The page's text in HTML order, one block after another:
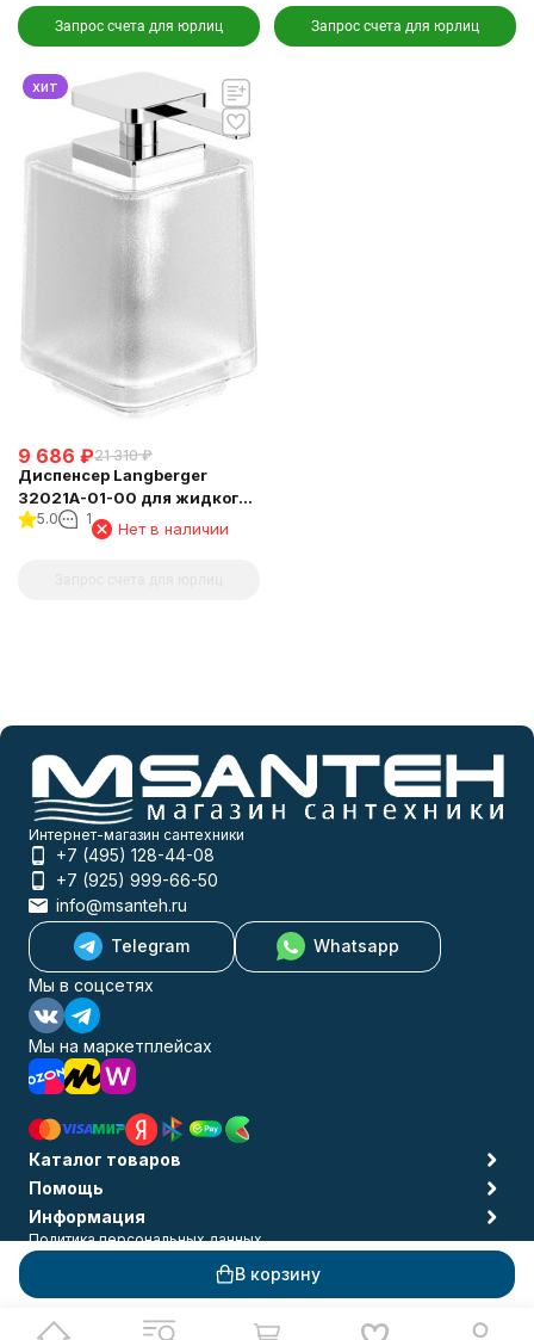
В корзину
Запрос счета для юрлиц Запрос счета для юрлиц
хит
9 686 ₽21 310 ₽
Диспенсер Langberger
32021A-01-00 для жидкого
мыла стеклянный
настольный квадратный
5.0 1
Нет в наличии
Интернет-магазин сантехники
+7 (495) 128-44-08
+7 (925) 999-66-50
info@msanteh.ru
Telegram
Whatsapp
Мы в соцсетях
Мы на маркетплейсах
Каталог товаров
Помощь
Информация
Политика персональных данных
© 2009-2026 MSANTEH